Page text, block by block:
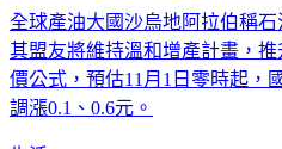
全球產油大國沙烏地阿拉伯稱
其盟友將維持溫和增產計畫，
價公式，預估11月1日零時起，
調漲0.1、0.6元。